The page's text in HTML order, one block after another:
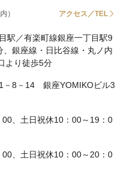
） アクセス／TEL
駅／有楽町線銀座一丁目駅9
、銀座線・日比谷線・丸ノ内
より徒歩5分
－8－14 銀座YOMIKOビル3
、土日祝休10：00～19：0
、土日祝休10：00～20：0